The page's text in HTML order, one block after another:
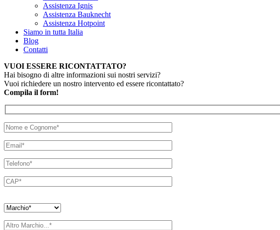
Assistenza Ignis
Assistenza Bauknecht
Assistenza Hotpoint
Siamo in tutta Italia
Blog
Contatti
VUOI ESSERE RICONTATTATO?
Hai bisogno di altre informazioni sui nostri servizi?
Vuoi richiedere un nostro intervento ed essere ricontattato?
Compila il form!